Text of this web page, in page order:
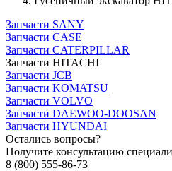
Запчасти SANY
Запчасти CASE
Запчасти CATERPILLAR
Запчасти HITACHI
Запчасти JCB
Запчасти KOMATSU
Запчасти VOLVO
Запчасти DAEWOO-DOOSAN
Запчасти HYUNDAI
Остались вопросы?
Получите консультацию
8 (800) 555-86-73